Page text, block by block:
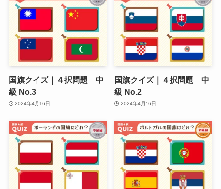
国旗クイズ｜４択問題 中
級 No.3
2024年4月16日
国旗クイズ｜４択問題 中
級 No.2
2024年4月16日